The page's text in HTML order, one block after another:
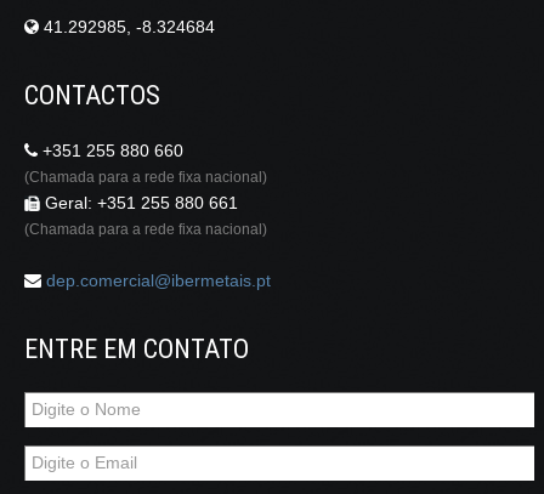
41.292985, -8.324684
CONTACTOS
+351 255 880 660
(Chamada para a rede fixa nacional)
Geral: +351 255 880 661
(Chamada para a rede fixa nacional)
dep.comercial@ibermetais.pt
ENTRE EM CONTATO